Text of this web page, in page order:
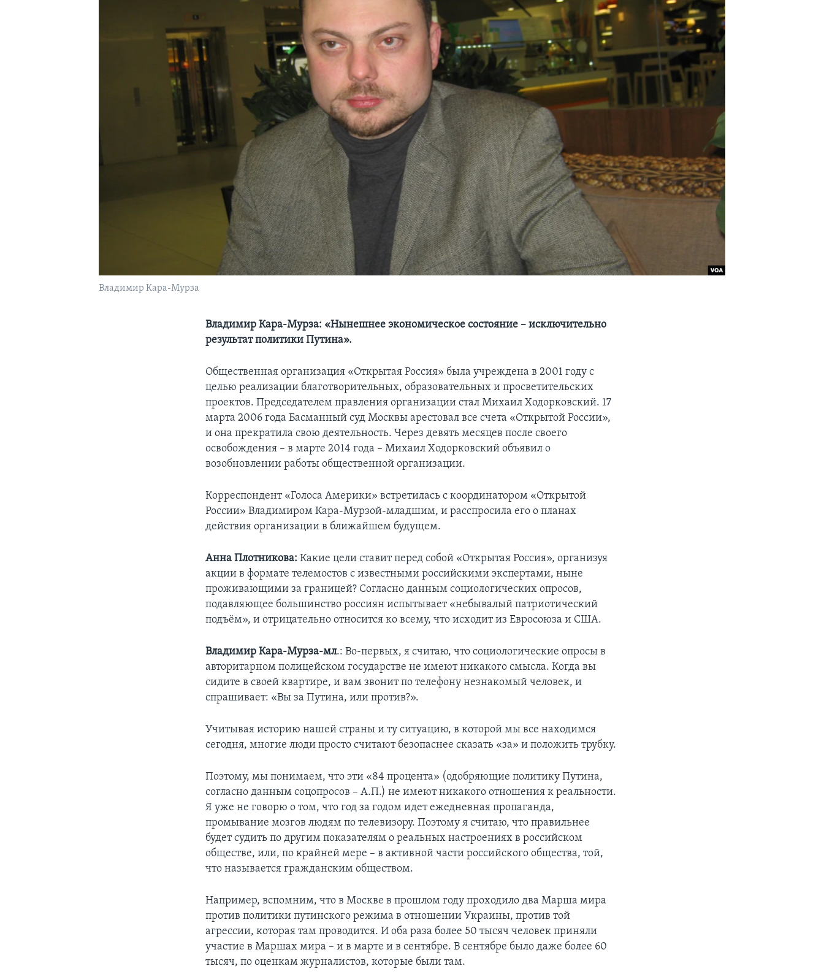
Владимир Кара-Мурза
Владимир Кара-Мурза: «Нынешнее экономическое состояние – исключительно
результат политики Путина».
Общественная организация «Открытая Россия» была учреждена в 2001 году с
целью реализации благотворительных, образовательных и просветительских
проектов. Председателем правления организации стал Михаил Ходорковский. 17
марта 2006 года Басманный суд Москвы арестовал все счета «Открытой России»,
и она прекратила свою деятельность. Через девять месяцев после своего
освобождения – в марте 2014 года – Михаил Ходорковский объявил о
возобновлении работы общественной организации.
Корреспондент «Голоса Америки» встретилась с координатором «Открытой
России» Владимиром Кара-Мурзой-младшим, и расспросила его о планах
действия организации в ближайшем будущем.
Анна Плотникова: Какие цели ставит перед собой «Открытая Россия», организуя
акции в формате телемостов с известными российскими экспертами, ныне
проживающими за границей? Согласно данным социологических опросов,
подавляющее большинство россиян испытывает «небывалый патриотический
подъём», и отрицательно относится ко всему, что исходит из Евросоюза и США.
Владимир Кара-Мурза-мл.: Во-первых, я считаю, что социологические опросы в
авторитарном полицейском государстве не имеют никакого смысла. Когда вы
сидите в своей квартире, и вам звонит по телефону незнакомый человек, и
спрашивает: «Вы за Путина, или против?».
Учитывая историю нашей страны и ту ситуацию, в которой мы все находимся
сегодня, многие люди просто считают безопаснее сказать «за» и положить трубку.
Поэтому, мы понимаем, что эти «84 процента» (одобряющие политику Путина,
согласно данным соцопросов – А.П.) не имеют никакого отношения к реальности.
Я уже не говорю о том, что год за годом идет ежедневная пропаганда,
промывание мозгов людям по телевизору. Поэтому я считаю, что правильнее
будет судить по другим показателям о реальных настроениях в российском
обществе, или, по крайней мере – в активной части российского общества, той,
что называется гражданским обществом.
Например, вспомним, что в Москве в прошлом году проходило два Марша мира
против политики путинского режима в отношении Украины, против той
агрессии, которая там проводится. И оба раза более 50 тысяч человек приняли
участие в Маршах мира – и в марте и в сентябре. В сентябре было даже более 60
тысяч, по оценкам журналистов, которые были там.